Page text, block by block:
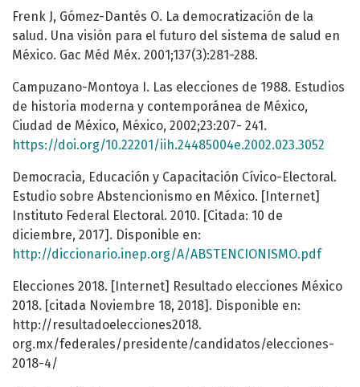
Frenk J, Gómez-Dantés O. La democratización de la
salud. Una visión para el futuro del sistema de salud en
México. Gac Méd Méx. 2001;137(3):281-288.
Campuzano-Montoya I. Las elecciones de 1988. Estudios
de historia moderna y contemporánea de México,
Ciudad de México, México, 2002;23:207- 241.
https://doi.org/10.22201/iih.24485004e.2002.023.3052
Democracia, Educación y Capacitación Cívico-Electoral.
Estudio sobre Abstencionismo en México. [Internet]
Instituto Federal Electoral. 2010. [Citada: 10 de
diciembre, 2017]. Disponible en:
http://diccionario.inep.org/A/ABSTENCIONISMO.pdf
Elecciones 2018. [Internet] Resultado elecciones México
2018. [citada Noviembre 18, 2018]. Disponible en:
http://resultadoelecciones2018.
org.mx/federales/presidente/candidatos/elecciones-
2018-4/